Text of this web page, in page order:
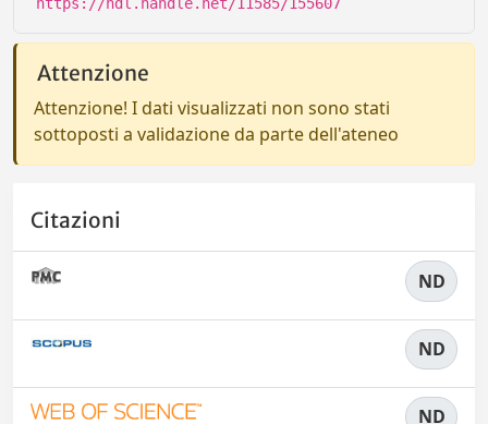
Attenzione
Attenzione! I dati visualizzati non sono stati
sottoposti a validazione da parte dell'ateneo
Citazioni
ND
ND
ND